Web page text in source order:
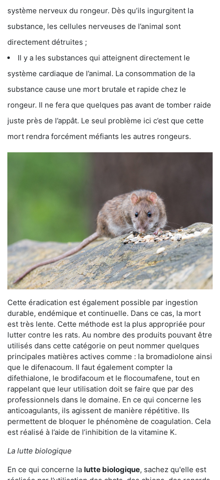
système nerveux du rongeur. Dès qu’ils ingurgitent la
substance, les cellules nerveuses de l’animal sont
directement détruites ;
Il y a les substances qui atteignent directement le
système cardiaque de l’animal. La consommation de la
substance cause une mort brutale et rapide chez le
rongeur. Il ne fera que quelques pas avant de tomber raide
juste près de l’appât. Le seul problème ici c’est que cette
mort rendra forcément méfiants les autres rongeurs.
Cette éradication est également possible par ingestion
durable, endémique et continuelle. Dans ce cas, la mort
est très lente. Cette méthode est la plus appropriée pour
lutter contre les rats. Au nombre des produits pouvant être
utilisés dans cette catégorie on peut nommer quelques
principales matières actives comme : la bromadiolone ainsi
que le difenacoum. Il faut également compter la
difethialone, le brodifacoum et le flocoumafene, tout en
rappelant que leur utilisation doit se faire que par des
professionnels dans le domaine. En ce qui concerne les
anticoagulants, ils agissent de manière répétitive. Ils
permettent de bloquer le phénomène de coagulation. Cela
est réalisé à l’aide de l’inhibition de la vitamine K.
La lutte biologique
En ce qui concerne la lutte biologique, sachez qu'elle est